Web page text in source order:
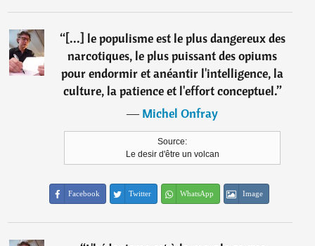
“[...] le populisme est le plus dangereux des
narcotiques, le plus puissant des opiums
pour endormir et anéantir l'intelligence, la
culture, la patience et l'effort conceptuel.”
―Michel Onfray
Source:
Le desir d'être un volcan
Facebook Twitter WhatsApp Image